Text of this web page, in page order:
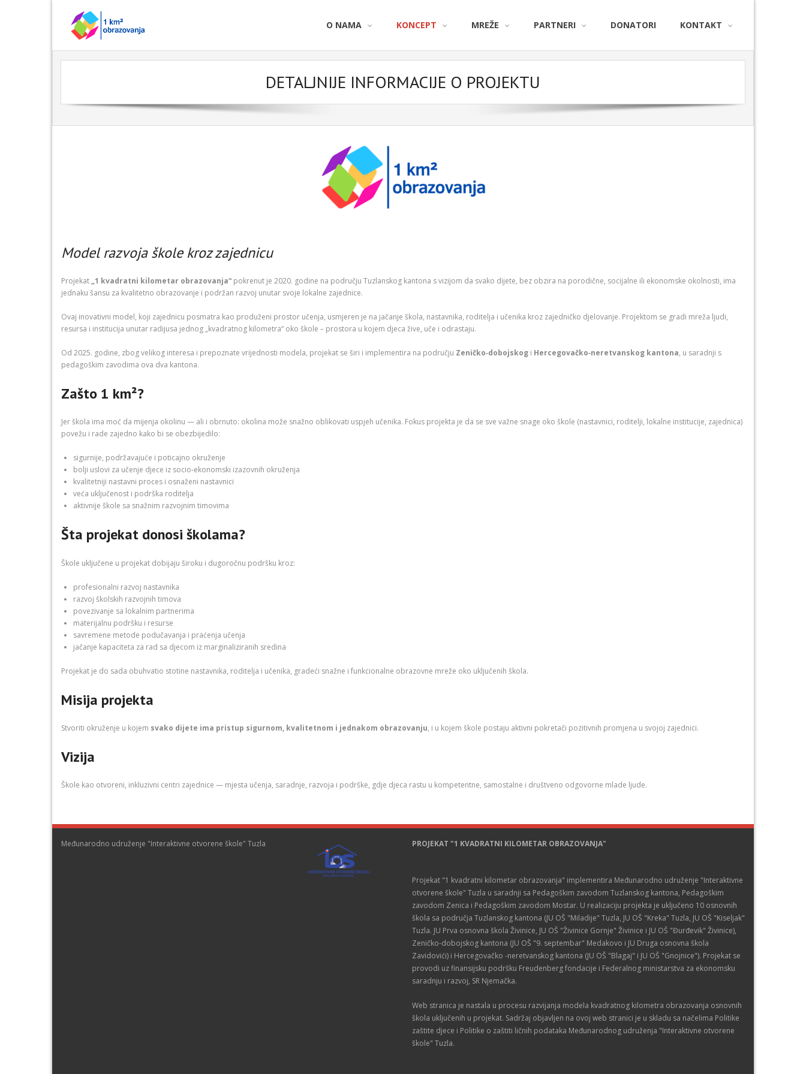
content
O NAMA KONCEPT MREŽE PARTNERI DONATORI KONTAKT
DETALJNIJE INFORMACIJE O PROJEKTU
Model razvoja škole kroz zajednicu
Projekat „1 kvadratni kilometar obrazovanja“ pokrenut je 2020. godine na području Tuzlanskog kantona s vizijom da svako dijete, bez obzira na porodične, socijalne ili ekonomske okolnosti, ima
jednaku šansu za kvalitetno obrazovanje i podržan razvoj unutar svoje lokalne zajednice.
Ovaj inovativni model, koji zajednicu posmatra kao produženi prostor učenja, usmjeren je na jačanje škola, nastavnika, roditelja i učenika kroz zajedničko djelovanje. Projektom se gradi mreža ljudi,
resursa i institucija unutar radijusa jednog „kvadratnog kilometra“ oko škole – prostora u kojem djeca žive, uče i odrastaju.
Od 2025. godine, zbog velikog interesa i prepoznate vrijednosti modela, projekat se širi i implementira na području Zeničko‑dobojskog i Hercegovačko‑neretvanskog kantona, u saradnji s
pedagoškim zavodima ova dva kantona.
Zašto 1 km²?
Jer škola ima moć da mijenja okolinu — ali i obrnuto: okolina može snažno oblikovati uspjeh učenika. Fokus projekta je da se sve važne snage oko škole (nastavnici, roditelji, lokalne institucije, zajednica)
povežu i rade zajedno kako bi se obezbijedilo:
sigurnije, podržavajuće i poticajno okruženje
bolji uslovi za učenje djece iz socio‑ekonomski izazovnih okruženja
kvalitetniji nastavni proces i osnaženi nastavnici
veća uključenost i podrška roditelja
aktivnije škole sa snažnim razvojnim timovima
Šta projekat donosi školama?
Škole uključene u projekat dobijaju široku i dugoročnu podršku kroz:
profesionalni razvoj nastavnika
razvoj školskih razvojnih timova
povezivanje sa lokalnim partnerima
materijalnu podršku i resurse
savremene metode podučavanja i praćenja učenja
jačanje kapaciteta za rad sa djecom iz marginaliziranih sredina
Projekat je do sada obuhvatio stotine nastavnika, roditelja i učenika, gradeći snažne i funkcionalne obrazovne mreže oko uključenih škola.
Misija projekta
Stvoriti okruženje u kojem svako dijete ima pristup sigurnom, kvalitetnom i jednakom obrazovanju, i u kojem škole postaju aktivni pokretači pozitivnih promjena u svojoj zajednici.
Vizija
Škole kao otvoreni, inkluzivni centri zajednice — mjesta učenja, saradnje, razvoja i podrške, gdje djeca rastu u kompetentne, samostalne i društveno odgovorne mlade ljude.
Međunarodno udruženje "Interaktivne otvorene škole" Tuzla PROJEKAT "1 KVADRATNI KILOMETAR OBRAZOVANJA"
Projekat "1 kvadratni kilometar obrazovanja" implementira Međunarodno udruženje "Interaktivne
otvorene škole" Tuzla u saradnji sa Pedagoškim zavodom Tuzlanskog kantona, Pedagoškim
zavodom Zenica i Pedagoškim zavodom Mostar. U realizaciju projekta je uključeno 10 osnovnih
škola sa područja Tuzlanskog kantona (JU OŠ "Miladije" Tuzla, JU OŠ "Kreka" Tuzla, JU OŠ "Kiseljak"
Tuzla. JU Prva osnovna škola Živinice, JU OŠ "Živinice Gornje" Živinice i JU OŠ "Đurđevik" Živinice),
Zeničko-dobojskog kantona (JU OŠ "9. septembar" Medakovo i JU Druga osnovna škola
Zavidovići) i Hercegovačko -neretvanskog kantona (JU OŠ "Blagaj" i JU OŠ "Gnojnice"). Projekat se
provodi uz finansijsku podršku Freudenberg fondacije i Federalnog ministarstva za ekonomsku
saradnju i razvoj, SR Njemačka.
Web stranica je nastala u procesu razvijanja modela kvadratnog kilometra obrazovanja osnovnih
škola uključenih u projekat. Sadržaj objavljen na ovoj web stranici je u skladu sa načelima Politike
zaštite djece i Politike o zaštiti ličnih podataka Međunarodnog udruženja "Interaktivne otvorene
škole" Tuzla.